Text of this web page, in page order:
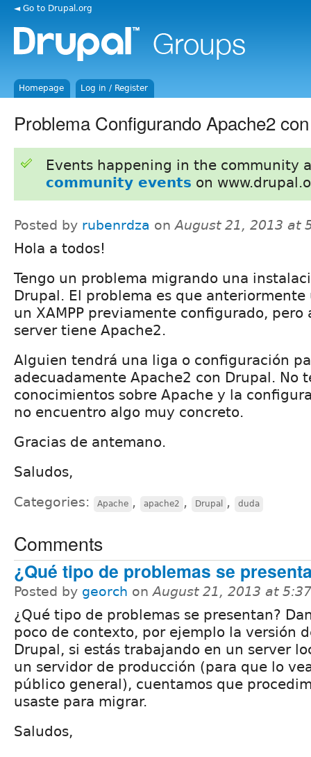
◄ Go to Drupal.org
Homepage Log in / Register
Problema Configurando Apache2
Events happening in the community
community events on
Posted by rubenrdza onAugust 21, 2013 at
Hola a todos!
Tengo un problema migrando una
Drupal. El problema es que anteriormente
un XAMPP previamente configurado, pero
server tiene Apache2.
Alguien tendrá una liga o configuración
adecuadamente Apache2 con Drupal. No
conocimientos sobre Apache y la
no encuentro algo muy concreto.
Gracias de antemano.
Saludos,
Categories: Apache , apache2 , Drupal , duda
Comments
¿Qué tipo de problemas se
Posted by georch onAugust 21, 2013 at
¿Qué tipo de problemas se presentan?
poco de contexto, por ejemplo la versión
Drupal, si estás trabajando en un server
un servidor de producción (para que lo
público general), cuentamos que
usaste para migrar.
Saludos,